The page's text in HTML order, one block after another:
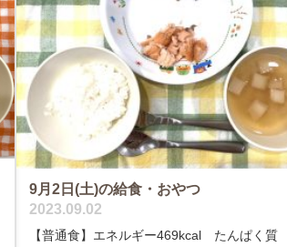
9月2日(土)の給食・おやつ
2023.09.02
【普通食】エネルギー469kcal たんぱく質